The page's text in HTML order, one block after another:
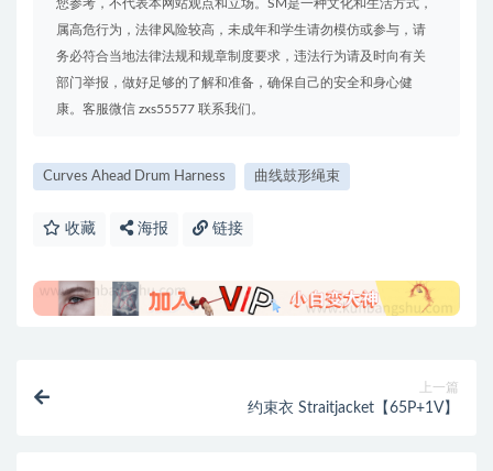
您参考，不代表本网站观点和立场。SM是一种文化和生活方式，
属高危行为，法律风险较高，未成年和学生请勿模仿或参与，请
务必符合当地法律法规和规章制度要求，违法行为请及时向有关
部门举报，做好足够的了解和准备，确保自己的安全和身心健
康。客服微信 zxs55577 联系我们。
Curves Ahead Drum Harness 曲线鼓形绳束
收藏 海报 链接
上一篇
约束衣 Straitjacket【65P+1V】